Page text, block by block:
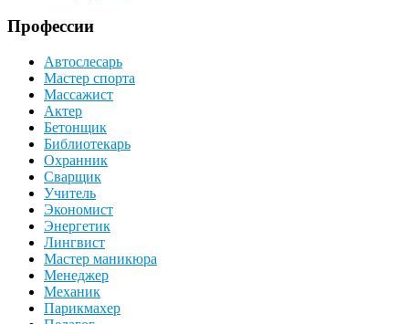
Профессии
Автослесарь
Мастер спорта
Массажист
Актер
Бетонщик
Библиотекарь
Охранник
Сварщик
Учитель
Экономист
Энергетик
Лингвист
Мастер маникюра
Менеджер
Механик
Парикмахер